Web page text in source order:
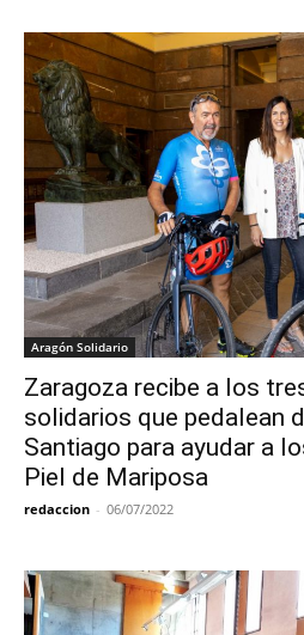
Aragón Solidario
Zaragoza recibe a los
solidarios que pedalean
Santiago para ayudar a
Piel de Mariposa
redaccion - 06/07/2022